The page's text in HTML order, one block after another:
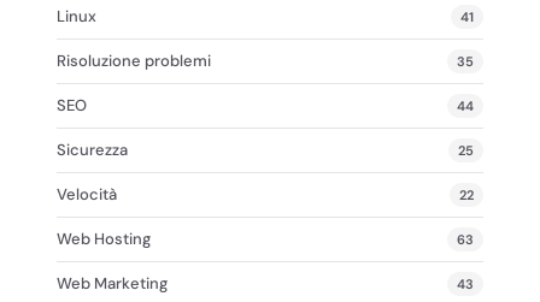
Linux 41
Risoluzione problemi 35
SEO 44
Sicurezza 25
Velocità 22
Web Hosting 63
Web Marketing 43